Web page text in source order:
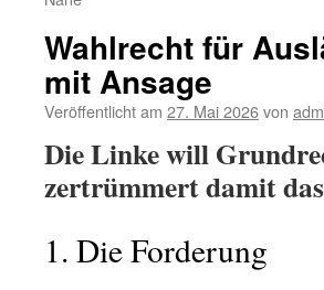
Wahlrecht für
mit Ansage
Veröffentlicht am 27. Mai 2026von
Die Linke will
zertrümmert damit
1. Die Forderung